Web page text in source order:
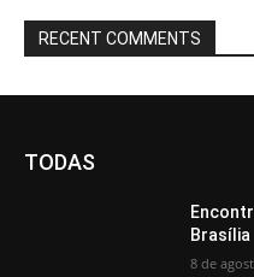
RECENT COMMENTS
TODAS
Brasília
8 de